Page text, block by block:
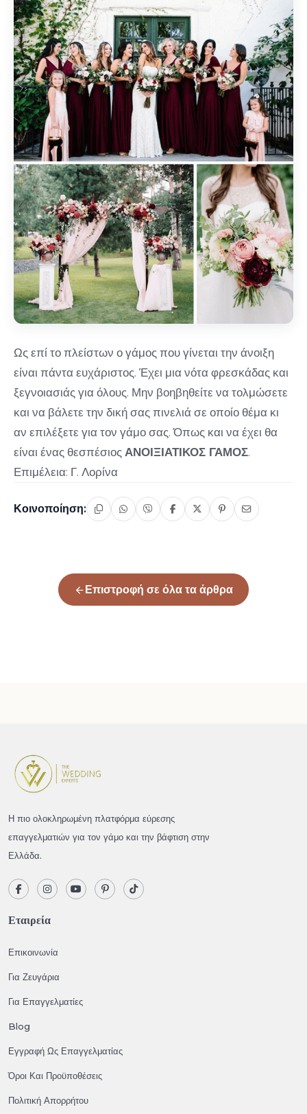
Ως επί το πλείστων ο γάμος που γίνεται την άνοιξη
είναι πάντα ευχάριστος. Έχει μια νότα φρεσκάδας και
ξεγνοιασιάς για όλους. Μην βοηβηθείτε να τολμώσετε
και να βάλετε την δική σας πινελιά σε οποίο θέμα κι
αν επιλέξετε για τον γάμο σας. Όπως και να έχει θα
είναι ένας θεσπέσιοςΑΝΟΙΞΙΑΤΙΚΟΣ ΓΑΜΟΣ.
Επιμέλεια: Γ. Λορίνα
Κοινοποίηση:
Επιστροφή σε όλα τα άρθρα
Η πιο ολοκληρωμένη πλατφόρμα εύρεσης
επαγγελματιών για τον γάμο και την βάφτιση στην
Ελλάδα.
Εταιρεία
Επικοινωνία
Για Ζευγάρια
Για Επαγγελματίες
Blog
Εγγραφή Ως Επαγγελματίας
Όροι Και Προϋποθέσεις
Πολιτική Απορρήτου